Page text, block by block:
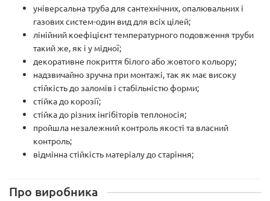
універсальна труба для сантехнічних, опалювальних і
газових систем-один вид для всіх цілей;
лінійний коефіцієнт температурного подовження труби
такий же, як і у мідної;
декоративне покриття білого або жовтого кольору;
надзвичайно зручна при монтажі, так як має високу
стійкість до заломів і стабільністю форми;
стійка до корозії;
стійка до різних інгібіторів теплоносія;
пройшла незалежний контроль якості та власний
контроль;
відмінна стійкість матеріалу до старіння;
Про виробника